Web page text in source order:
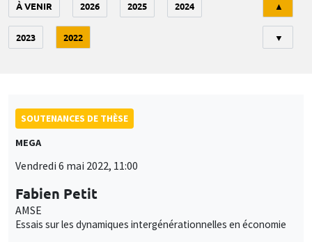
À VENIR 2026 2025 2024
2023 2022
▲
▼
SOUTENANCES DE THÈSE
MEGA
Vendredi 6 mai 2022, 11:00
Fabien Petit
AMSE
Essais sur les dynamiques intergénérationnelles en économie